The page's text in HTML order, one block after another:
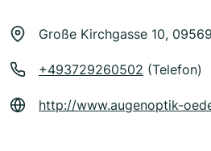
Große Kirchgasse 10,
+493729260502 (Telefon)
http://www.augenoptik-